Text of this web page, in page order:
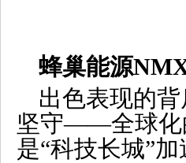
蜂巢能源
出色表现的
坚守——全球化
是“科技长城”